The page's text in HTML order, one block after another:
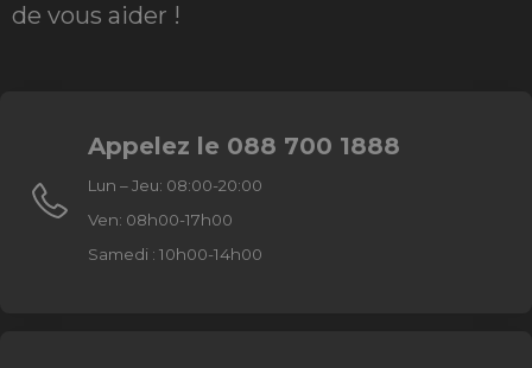
de vous aider !
Appelez le 088 700 1888
Lun – Jeu: 08:00-20:00
Ven: 08h00-17h00
Samedi : 10h00-14h00